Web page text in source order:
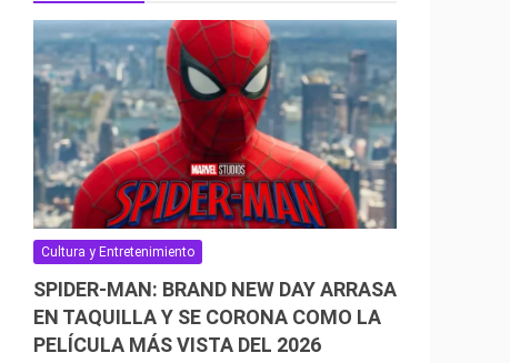
Cultura y Entretenimiento
SPIDER-MAN: BRAND NEW DAY ARRASA
EN TAQUILLA Y SE CORONA COMO LA
PELÍCULA MÁS VISTA DEL 2026